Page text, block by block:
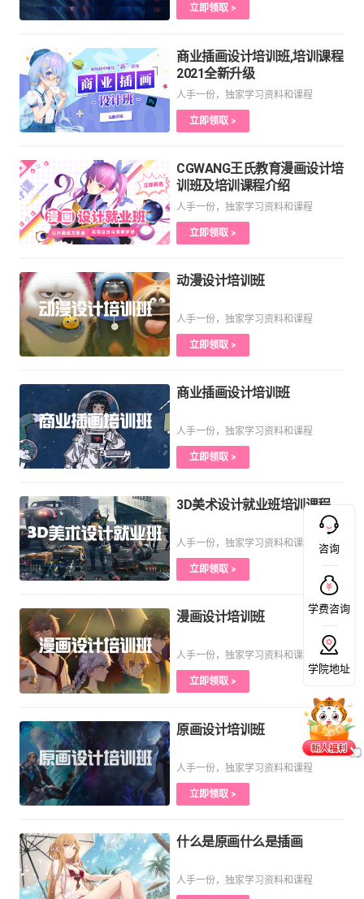
立即领取 >
商业插画设计培训班,培训课程
2021全新升级
人手一份，独家学习资料和课程
立即领取 >
CGWANG王氏教育漫画设计培
训班及培训课程介绍
人手一份，独家学习资料和课程
立即领取 >
动漫设计培训班
人手一份，独家学习资料和课程
立即领取 >
商业插画设计培训班
人手一份，独家学习资料和课程
立即领取 >
3D美术设计就业班培训课程
人手一份，独家学习资料和课程
立即领取 >
漫画设计培训班
人手一份，独家学习资料和课程
立即领取 >
原画设计培训班
人手一份，独家学习资料和课程
立即领取 >
什么是原画什么是插画
人手一份，独家学习资料和课程
咨询
学费咨询
学院地址